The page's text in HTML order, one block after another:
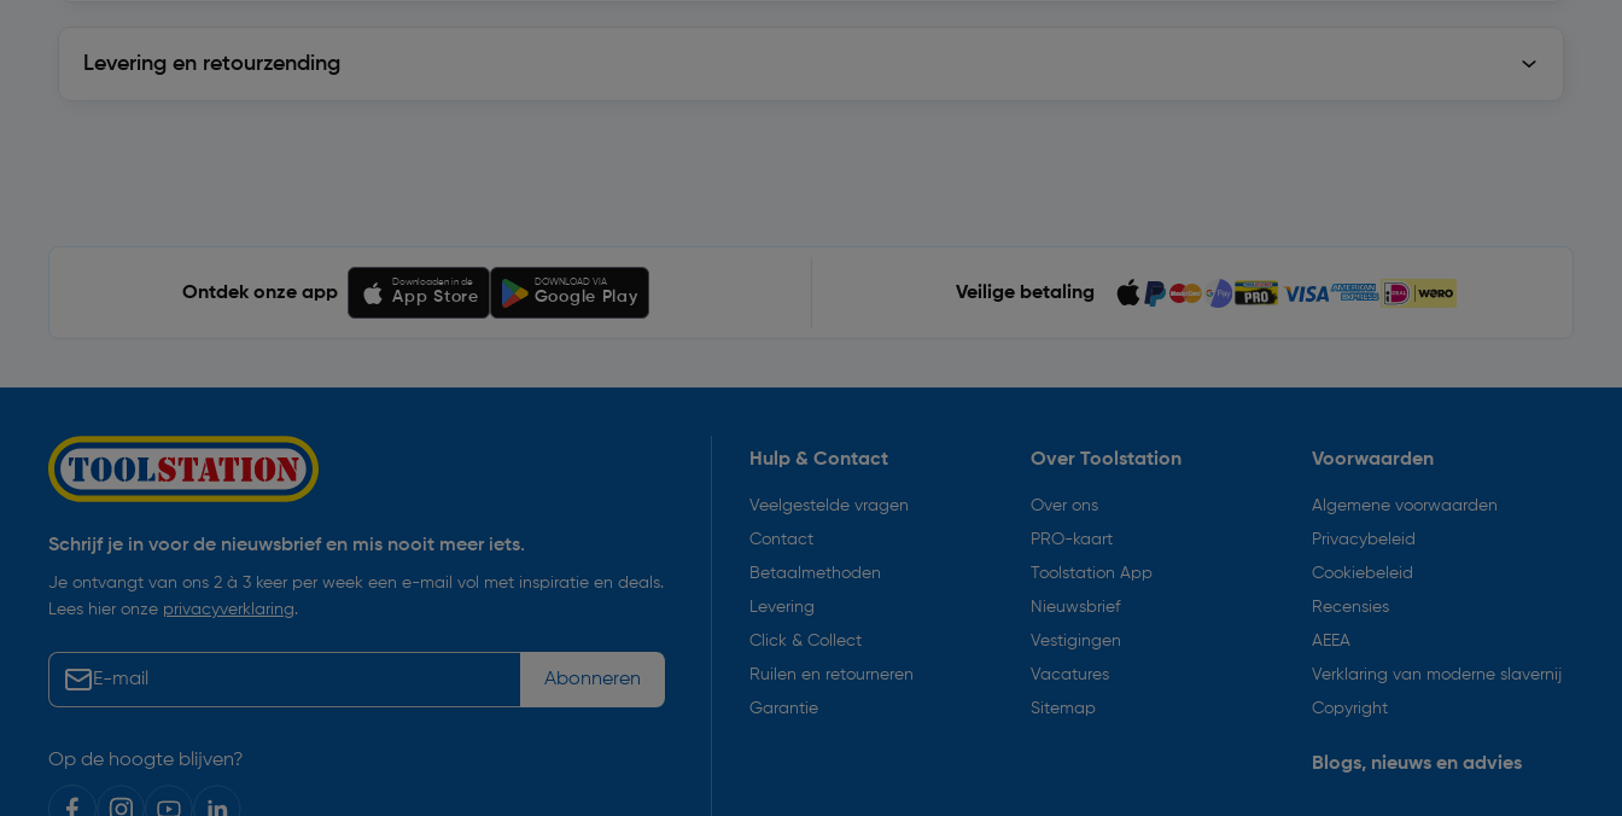
Levering en retourzending
Ontdek onze app
Downloaden in de
App Store
DOWNLOAD VIA
Google Play Veilige betaling
Schrijf je in voor de nieuwsbrief en mis nooit meer iets.
Je ontvangt van ons 2 à 3 keer per week een e-mail vol met inspiratie en deals.
Lees hier onze privacyverklaring.
Abonneren
Op de hoogte blijven?
Hulp & Contact
Veelgestelde vragen
Contact
Betaalmethoden
Levering
Click & Collect
Ruilen en retourneren
Garantie
Over Toolstation
Over ons
PRO-kaart
Toolstation App
Nieuwsbrief
Vestigingen
Vacatures
Sitemap
Voorwaarden
Algemene voorwaarden
Privacybeleid
Cookiebeleid
Recensies
AEEA
Verklaring van moderne slavernij
Copyright
Blogs, nieuws en advies